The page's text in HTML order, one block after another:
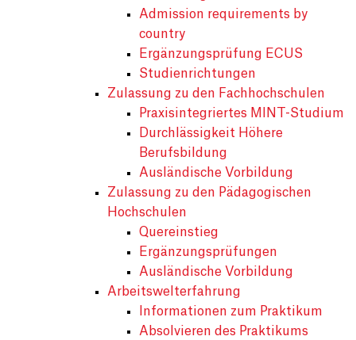
Admission requirements by
country
Ergänzungsprüfung ECUS
Studienrichtungen
Zulassung zu den Fachhochschulen
Praxisintegriertes MINT-Studium
Durchlässigkeit Höhere
Berufsbildung
Ausländische Vorbildung
Zulassung zu den Pädagogischen
Hochschulen
Quereinstieg
Ergänzungsprüfungen
Ausländische Vorbildung
Arbeitswelterfahrung
Informationen zum Praktikum
Absolvieren des Praktikums